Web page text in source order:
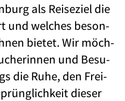
als Rei­se­ziel die
und wel­ches beson­
bie­tet. Wir möch­
und Besu­
die Ruhe, den Frei­
die­ser